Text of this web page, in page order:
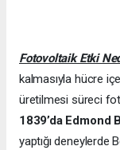
Fotovoltaik Etki
kalmasıyla hücre
üretilmesi süreci
1839’da Edmond
yaptığı deneylerde